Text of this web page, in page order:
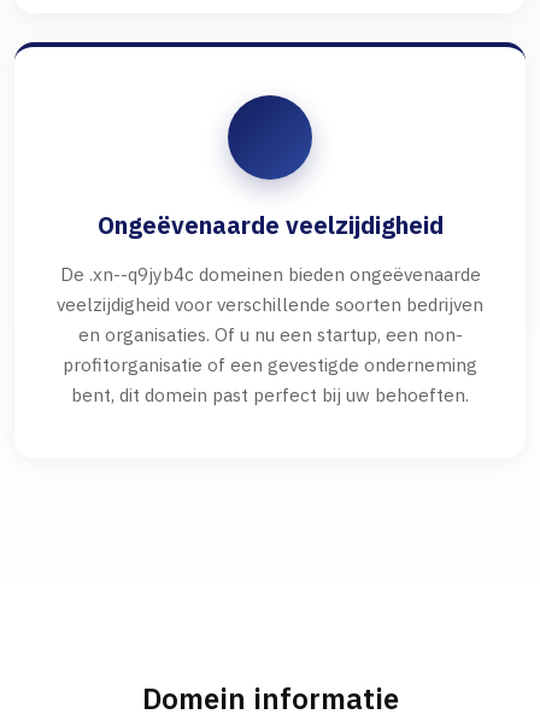
Ongeëvenaarde veelzijdigheid
De .xn--q9jyb4c domeinen bieden ongeëvenaarde
veelzijdigheid voor verschillende soorten bedrijven
en organisaties. Of u nu een startup, een non-
profitorganisatie of een gevestigde onderneming
bent, dit domein past perfect bij uw behoeften.
Domein informatie